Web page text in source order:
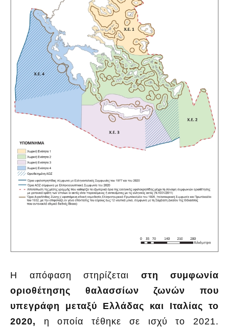
Η απόφαση στηρίζεται στη συμφωνία
οριοθέτησης θαλασσίων ζωνών που
υπεγράφη μεταξύ Ελλάδας και Ιταλίας το
2020, η οποία τέθηκε σε ισχύ το 2021.